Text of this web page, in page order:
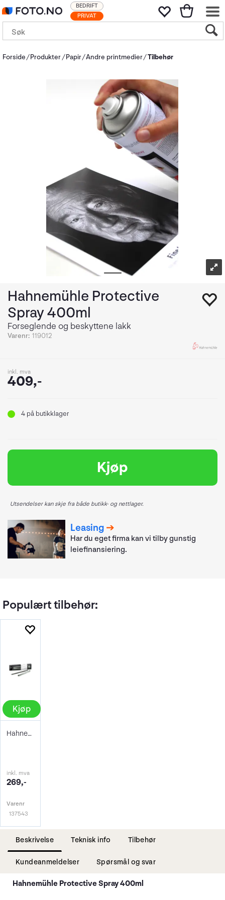
PRIVAT
BEDRIFT
Forside Produkter Papir Andre printmedier Tilbehør
Hahnemühle Protective
Spray 400ml
Forseglende og beskyttene lakk
Varenr: 119012
inkl. mva
409,-
4 på butikklager
Kjøp
Utsendelser kan skje fra både butikk- og nettlager.
Leasing
Har du eget firma kan vi tilby gunstig
leiefinansiering.
Populært tilbehør:
Kjøp
Hahnemühle Signing Pen Duo
inkl. mva
269,-
Varenr
137543
Beskrivelse Teknisk info Tilbehør
Kundeanmeldelser Spørsmål og svar
Hahnemühle Protective Spray 400ml